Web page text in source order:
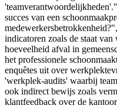
succes van een
indicatoren zoals de staat
hoeveelheid afval in
het professionele
enquêtes uit over
'werkplek-audits' waarbij
ook indirect bewijs zoals
klantfeedback over de